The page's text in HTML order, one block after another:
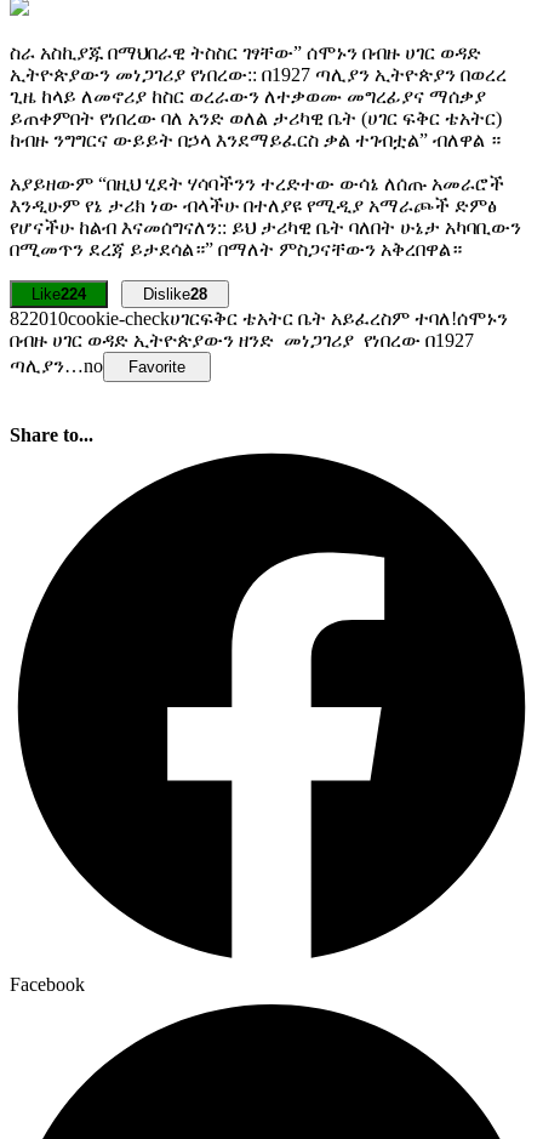
ስራ አስኪያጁ በማህበራዊ ትስስር ገፃቸው” ሰሞኑን በብዙ ሀገር ወዳድ
ኢትዮጵያውን መነጋገሪያ የነበረው:: በ1927 ጣሊያን ኢትዮጵያን በወረረ
ጊዜ ከላይ ለመኖሪያ ከስር ወረራውን ለተቃወሙ መግረፊያና ማሰቃያ
ይጠቀምበት የነበረው ባለ አንድ ወለል ታሪካዊ ቤት (ሀገር ፍቅር ቴአትር)
ከብዙ ንግግርና ውይይት በኃላ እንደማይፈርስ ቃል ተገብቷል” ብለዋል ።
አያይዘውም “በዚህ ሂደት ሃሳባችንን ተረድተው ውሳኔ ለሰጡ አመራሮች
እንዲሁም የኔ ታሪክ ነው ብላችሁ በተለያዩ የሚዲያ አማራጮች ድምፅ
የሆናችሁ ከልብ እናመሰግናለን:: ይህ ታሪካዊ ቤት ባለበት ሁኔታ አካባቢውን
በሚመጥን ደረጃ ይታደሳል።” በማለት ምስጋናቸውን አቅረበዋል።
Like224 Dislike28
822010cookie-checkሀገርፍቅር ቴአትር ቤት አይፈረስም ተባለ!ሰሞኑን
በብዙ ሀገር ወዳድ ኢትዮጵያውን ዘንድ መነጋገሪያ የነበረው በ1927
ጣሊያን…no Favorite
Share to...
Facebook